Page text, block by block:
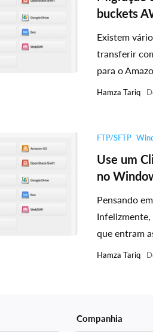
buckets
Existem
transferir
para o
Hamza Tariq
FTP/SFTP
Use um
no
Pensando
Infelizmente,
que entram
Hamza Tariq
Companhia